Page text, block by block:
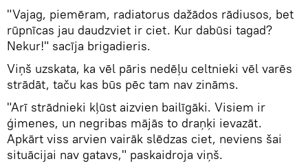
"Vajag, piemēram, radiatorus dažādos rādiusos, bet
rūpnīcas jau daudzviet ir ciet. Kur dabūsi tagad?
Nekur!" sacīja brigadieris.
Viņš uzskata, ka vēl pāris nedēļu celtnieki vēl varēs
strādāt, taču kas būs pēc tam nav zināms.
"Arī strādnieki kļūst aizvien bailīgāki. Visiem ir
ģimenes, un negribas mājās to draņķi ievazāt.
Apkārt viss arvien vairāk slēdzas ciet, neviens šai
situācijai nav gatavs," paskaidroja viņš.